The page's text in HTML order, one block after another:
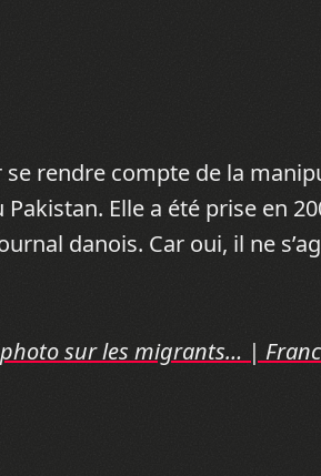
rendre compte de la
Elle a été prise en
danois. Car oui, il ne
sur les migrants… |